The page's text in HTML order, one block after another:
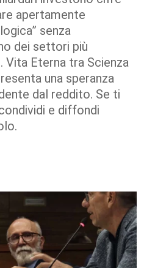
apertamente
senza
dei settori più
Vita Eterna tra Scienza
una speranza
dal reddito. Se ti
e diffondi